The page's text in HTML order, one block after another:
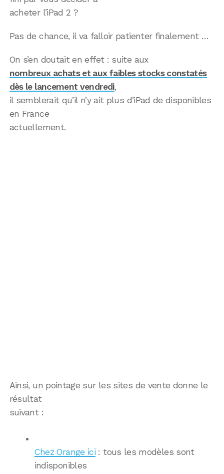
acheter l’iPad 2 ?
Pas de chance, il va falloir patienter finalement …
On s’en doutait en effet : suite aux
nombreux achats et aux faibles stocks constatés
dès le lancement vendredi,
il semblerait qu’il n’y ait plus d’iPad de disponibles
en France
actuellement.
Ainsi, un pointage sur les sites de vente donne le
résultat
suivant :
Chez Orange ici : tous les modèles sont
indisponibles